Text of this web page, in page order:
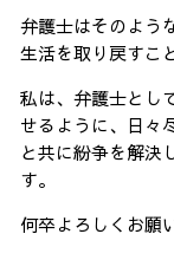
弁護士はそのよう
生活を取り戻すこ
私は、弁護士とし
せるように、日々
と共に紛争を解決
す。
何卒よろしくお願